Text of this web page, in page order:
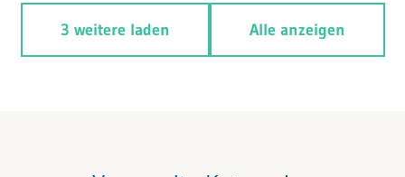
diesfalls nicht mehr erfolgen.
3 weitere laden
Alle anzeigen